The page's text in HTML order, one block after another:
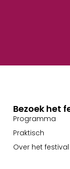
Bezoek het
Programma
Praktisch
Over het festival